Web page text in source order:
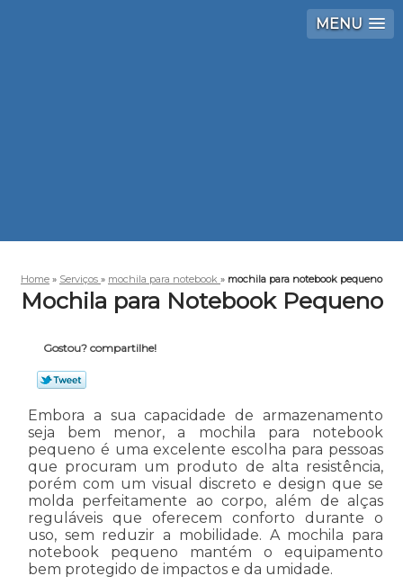
MENU
Home » Serviços » mochila para notebook » mochila para notebook pequeno
Mochila para Notebook Pequeno
Gostou? compartilhe!
Embora a sua capacidade de armazenamento
seja bem menor, a mochila para notebook
pequeno é uma excelente escolha para pessoas
que procuram um produto de alta resistência,
porém com um visual discreto e design que se
molda perfeitamente ao corpo, além de alças
reguláveis que oferecem conforto durante o
uso, sem reduzir a mobilidade. A mochila para
notebook pequeno mantém o equipamento
bem protegido de impactos e da umidade.